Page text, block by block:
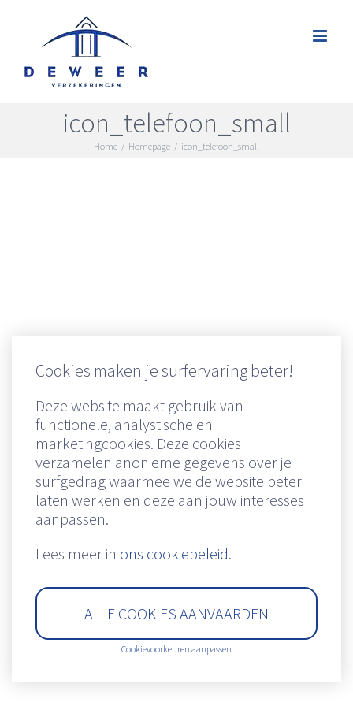
content
icon_telefoon_small
Home / Homepage / icon_telefoon_small
Remuneratiebeleid |Cookiebeleid| Privacy clausule |Disclaimer
Richtlijn| Created by Insucommerce |Powered by Stratton Maes
Cookies maken je surfervaring beter!
Deze website maakt gebruik van
functionele, analystische en
marketingcookies. Deze cookies
verzamelen anonieme gegevens over je
surfgedrag waarmee we de website beter
laten werken en deze aan jouw interesses
aanpassen.
Lees meer in ons cookiebeleid.
ALLE COOKIES AANVAARDEN
Cookievoorkeuren aanpassen